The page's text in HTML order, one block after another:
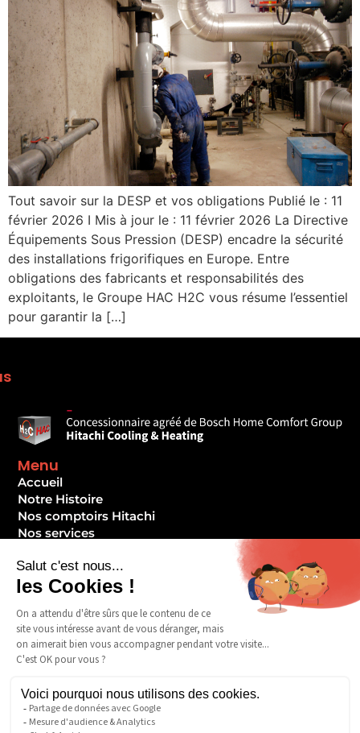
Tout savoir sur la DESP et vos obligations Publié le : 11
février 2026 I Mis à jour le : 11 février 2026 La Directive
Équipements Sous Pression (DESP) encadre la sécurité
des installations frigorifiques en Europe. Entre
obligations des fabricants et responsabilités des
exploitants, le Groupe HAC H2C vous résume l’essentiel
pour garantir la […]
Menu
Accueil
Notre Histoire
Nos comptoirs Hitachi
Nos services
Notre RSE
Vos réalisations
Devenir client ?
Contact